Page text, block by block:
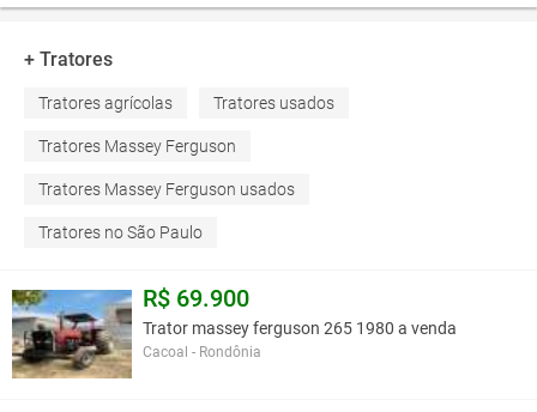
+ Tratores
Tratores agrícolas Tratores usados
Tratores Massey Ferguson
Tratores Massey Ferguson usados
Tratores no São Paulo
R$ 69.900
Trator massey ferguson 265 1980 a venda
Cacoal - Rondônia